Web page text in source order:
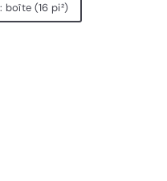
(16 pi²)